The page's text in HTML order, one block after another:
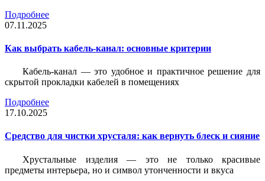
Подробнее
07.11.2025
Как выбрать кабель-канал: основные критерии
Кабель-канал — это удобное и практичное решение для
скрытой прокладки кабелей в помещениях
Подробнее
17.10.2025
Средство для чистки хрусталя: как вернуть блеск и сияние
Хрустальные изделия — это не только красивые
предметы интерьера, но и символ утонченности и вкуса